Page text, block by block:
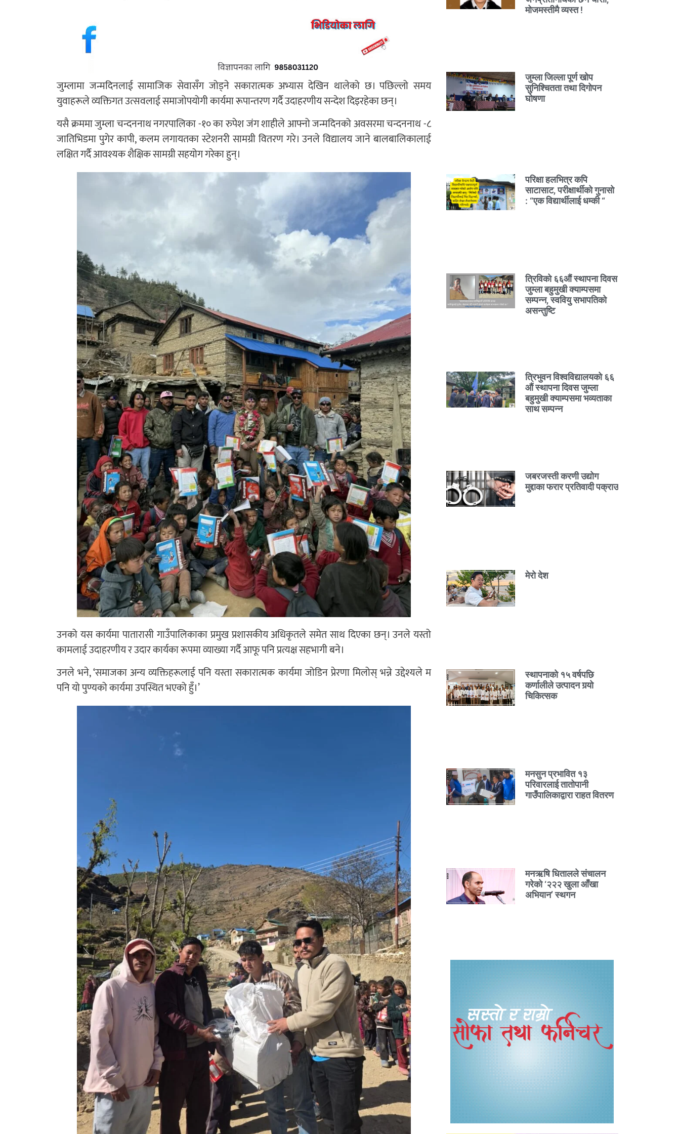
जुम्लामा जन्मदिनलाई सामाजिक सेवासँग जोड्ने सकारात्मक अभ्यास देखिन थालेको छ। पछिल्लो समय
युवाहरूले व्यक्तिगत उत्सवलाई समाजोपयोगी कार्यमा रूपान्तरण गर्दै उदाहरणीय सन्देश दिइरहेका छन्।
यसै क्रममा जुम्ला चन्दननाथ नगरपालिका -१० का रुपेश जंग शाहीले आफ्नो जन्मदिनको अवसरमा चन्दननाथ -८
जातिभिडमा पुगेर कापी, कलम लगायतका स्टेशनरी सामग्री वितरण गरे। उनले विद्यालय जाने बालबालिकालाई
लक्षित गर्दै आवश्यक शैक्षिक सामग्री सहयोग गरेका हुन्।
उनको यस कार्यमा पातारासी गाउँपालिकाका प्रमुख प्रशासकीय अधिकृतले समेत साथ दिएका छन्। उनले यस्तो
कामलाई उदाहरणीय र उदार कार्यका रूपमा व्याख्या गर्दै आफू पनि प्रत्यक्ष सहभागी बने।
उनले भने, ‘समाजका अन्य व्यक्तिहरूलाई पनि यस्ता सकारात्मक कार्यमा जोडिन प्रेरणा मिलोस् भन्ने उद्देश्यले म
पनि यो पुण्यको कार्यमा उपस्थित भएको हुँ।’
मोजमस्तीमै व्यस्त !
जुम्ला जिल्ला पूर्ण खोप
सुनिश्चितता तथा दिगोपन
घोषणा
परिक्षा हलभित्र कपि
साटासाट, परीक्षार्थीको गुनासो
: “एक विद्यार्थीलाई धम्की “
त्रिविको ६६औं स्थापना दिवस
जुम्ला बहुमुखी क्याम्पसमा
सम्पन्न, स्ववियु सभापतिको
असन्तुष्टि
त्रिभुवन विश्वविद्यालयको ६६
औं स्थापना दिवस जुम्ला
बहुमुखी क्याम्पसमा भव्यताका
साथ सम्पन्न
जबरजस्ती करणी उद्योग
मुद्दाका फरार प्रतिवादी पक्राउ
मेरो देश
स्थापनाको १५ वर्षपछि
कर्णालीले उत्पादन गर्‍यो
चिकित्सक
मनसुन प्रभावित १३
परिवारलाई तातोपानी
गाउँपालिकाद्वारा राहत वितरण
मनऋषि धितालले संचालन
गरेको ‘२२२ खुला आँखा
अभियान’ स्थगन